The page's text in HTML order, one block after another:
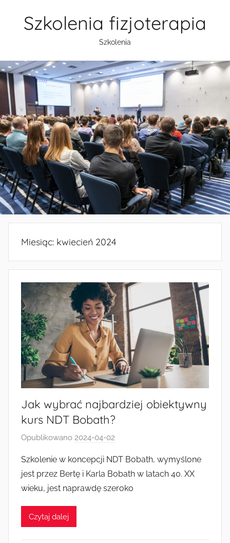
Szkolenia fizjoterapia
Szkolenia
Miesiąc: kwiecień 2024
Jak wybrać najbardziej obiektywny
kurs NDT Bobath?
Opublikowano 2024-04-02
z
e
z
Szkolenie w koncepcji NDT Bobath, wymyślone
jest przez Bertę i Karla Bobath w latach 40. XX
wieku, jest naprawdę szeroko
Czytaj dalej